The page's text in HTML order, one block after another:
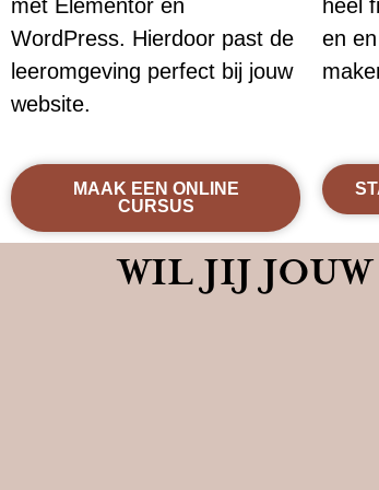
met Elementor en
WordPress. Hierdoor past de
leeromgeving perfect bij jouw
website.
heel
en
MAAK EEN ONLINE
CURSUS
WIL JIJ